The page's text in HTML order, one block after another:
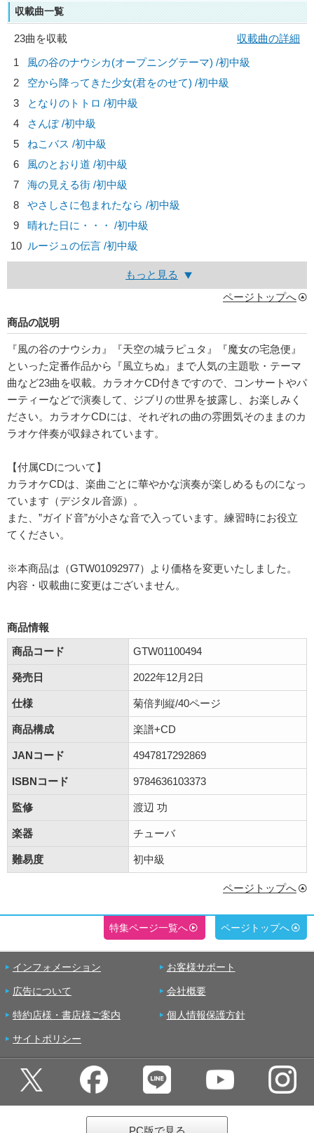
収載曲一覧
23曲を収載
収載曲の詳細
1
風の谷のナウシカ(オープニングテーマ) /初中級
2
空から降ってきた少女(君をのせて) /初中級
3
となりのトトロ /初中級
4
さんぽ /初中級
5
ねこバス /初中級
6
風のとおり道 /初中級
7
海の見える街 /初中級
8
やさしさに包まれたなら /初中級
9
晴れた日に・・・ /初中級
10 ルージュの伝言 /初中級
もっと見る
ページトップへ
商品の説明
『風の谷のナウシカ』『天空の城ラピュタ』『魔女の宅急便』
といった定番作品から『風立ちぬ』まで人気の主題歌・テーマ
曲など23曲を収載。カラオケCD付きですので、コンサートやパ
ーティーなどで演奏して、ジブリの世界を披露し、お楽しみく
ださい。カラオケCDには、それぞれの曲の雰囲気そのままのカ
ラオケ伴奏が収録されています。
【付属CDについて】
カラオケCDは、楽曲ごとに華やかな演奏が楽しめるものになっ
ています（デジタル音源）。
また、”ガイド音”が小さな音で入っています。練習時にお役立
てください。
※本商品は（GTW01092977）より価格を変更いたしました。
内容・収載曲に変更はございません。
商品情報
商品コード
GTW01100494
発売日 2022年12月2日
仕様 菊倍判縦/40ページ
商品構成 楽譜+CD
JANコード 4947817292869
ISBNコード 9784636103373
監修 渡辺 功
楽器 チューバ
難易度 初中級
ページトップへ
特集ページ一覧へ ページトップへ
インフォメーション お客様サポート
広告について 会社概要
特約店様・書店様ご案内 個人情報保護方針
サイトポリシー
PC版で見る